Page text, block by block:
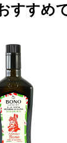
すすめ